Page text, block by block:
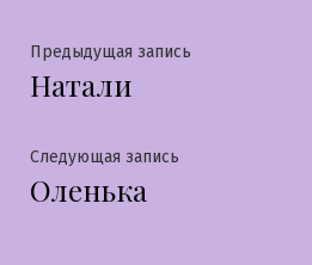
Навигация
по
записям
Предыдущая запись
Натали
Следующая запись
Оленька